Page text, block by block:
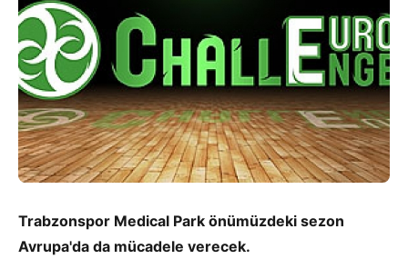
Trabzonspor Medical Park önümüzdeki sezon
Avrupa'da da mücadele verecek.